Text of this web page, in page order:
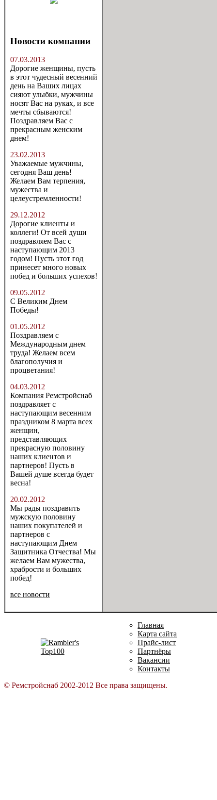
Новости компании
07.03.2013
Дорогие женщины, пусть
в этот чудесный весенний
день на Ваших лицах
сияют улыбки, мужчины
носят Вас на руках, и все
мечты сбываются!
Поздравляем Вас с
прекрасным женским
днем!
23.02.2013
Уважаемые мужчины,
сегодня Ваш день!
Желаем Вам терпения,
мужества и
целеустремленности!
29.12.2012
Дорогие клиенты и
коллеги! От всей души
поздравляем Вас с
наступающим 2013
годом! Пусть этот год
принесет много новых
побед и больших успехов!
09.05.2012
С Великим Днем
Победы!
01.05.2012
Поздравляем с
Международным днем
труда! Желаем всем
благополучия и
процветания!
04.03.2012
Компания Ремстройснаб
поздравляет с
наступающим весенним
праздником 8 марта всех
женщин,
представляющих
прекрасную половину
наших клиентов и
партнеров! Пусть в
Вашей душе всегда будет
весна!
20.02.2012
Мы рады поздравить
мужскую половину
наших покупателей и
партнеров с
наступающим Днем
Защитника Отчества! Мы
желаем Вам мужества,
храбрости и больших
побед!
все новости
Главная
Карта сайта
Прайс-лист
Партнёры
Вакансии
Контакты
© Ремстройснаб 2002-2012 Все права защищены.